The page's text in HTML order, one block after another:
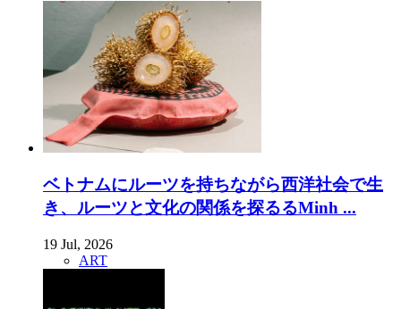
ベトナムにルーツを持ちながら西洋社会で生
き、ルーツと文化の関係を探るるMinh ...
19 Jul, 2026
ART